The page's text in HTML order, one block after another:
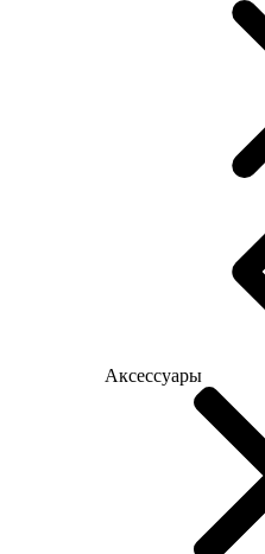
Аксессуары